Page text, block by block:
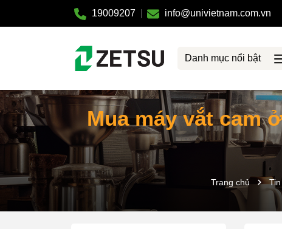
19009207 info@univietnam.com.vn
Danh mục nổi bật
Mua máy vắt cam
Trang chủ